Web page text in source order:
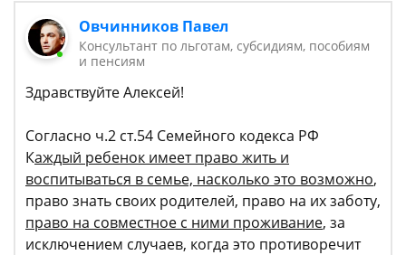
Овчинников Павел
Консультант по льготам, субсидиям, пособиям
и пенсиям
Здравствуйте Алексей!
Согласно ч.2 ст.54 Семейного кодекса РФ
Каждый ребенок имеет право жить и
воспитываться в семье, насколько это возможно,
право знать своих родителей, право на их заботу,
право на совместное с ними проживание, за
исключением случаев, когда это противоречит